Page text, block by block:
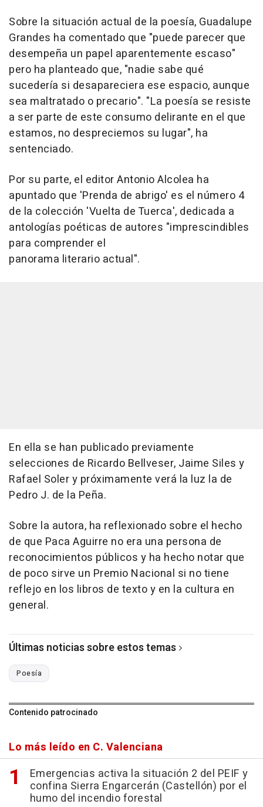
Sobre la situación actual de la poesía, Guadalupe
Grandes ha comentado que "puede parecer que
desempeña un papel aparentemente escaso"
pero ha planteado que, "nadie sabe qué
sucedería si desapareciera ese espacio, aunque
sea maltratado o precario". "La poesía se resiste
a ser parte de este consumo delirante en el que
estamos, no despreciemos su lugar", ha
sentenciado.
Por su parte, el editor Antonio Alcolea ha
apuntado que 'Prenda de abrigo' es el número 4
de la colección 'Vuelta de Tuerca', dedicada a
antologías poéticas de autores "imprescindibles
para comprender el
panorama literario actual".
En ella se han publicado previamente
selecciones de Ricardo Bellveser, Jaime Siles y
Rafael Soler y próximamente verá la luz la de
Pedro J. de la Peña.
Sobre la autora, ha reflexionado sobre el hecho
de que Paca Aguirre no era una persona de
reconocimientos públicos y ha hecho notar que
de poco sirve un Premio Nacional si no tiene
reflejo en los libros de texto y en la cultura en
general.
Últimas noticias sobre estos temas
Poesía
Contenido patrocinado
Lo más leído en C. Valenciana
Emergencias activa la situación 2 del PEIF y
confina Sierra Engarcerán (Castellón) por el
humo del incendio forestal